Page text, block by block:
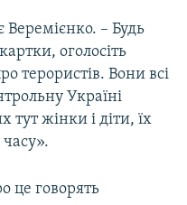
Веремієнко. – Будь
оголосіть
терористів. Вони всі
Україні
жінки і діти, їх
це говорять